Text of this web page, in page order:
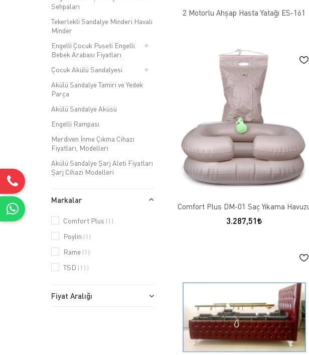
Sehpaları
Tekerlekli Sandalye Minderi Havalı
Minder
Engelli Çocuk Puseti Engelli
Bebek Arabası Fiyatları
Çocuk Akülü Sandalyesi
Akülü Sandalye Tamiri ve Yedek
Parça
Akülü Sandalye Aküsü
Engelli Rampası
Merdiven İnme Çıkma Cihazı
Fiyatları, Modelleri
Akülü Sandalye Şarj Aleti Fiyatları
Şarj Cihazı Modelleri
Markalar
Comfort Plus (1)
Poylin (1)
Rame (1)
TSD (11)
Fiyat Aralığı
2 Motorlu Ahşap Hasta Yatağı ES-161
Comfort Plus DM-01 Saç Yıkama
3.287,51